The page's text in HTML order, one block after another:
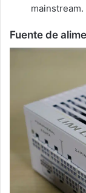
mainstream.
Fuente de